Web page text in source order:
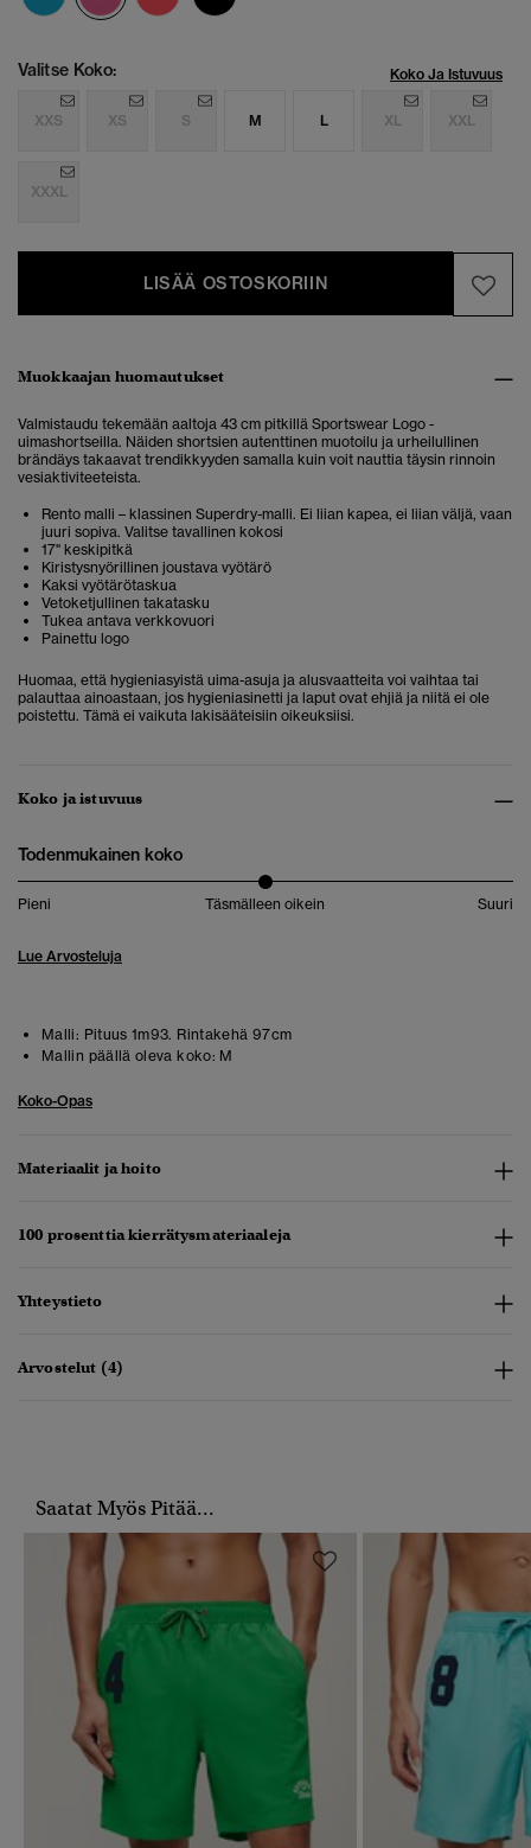
Valitse Koko: Koko Ja Istuvuus
XXS XS S M L XL XXL
XXXL
LISÄÄ OSTOSKORIIN
Muokkaajan huomautukset
Valmistaudu tekemään aaltoja 43 cm pitkillä Sportswear Logo -
uimashortseilla. Näiden shortsien autenttinen muotoilu ja urheilullinen
brändäys takaavat trendikkyyden samalla kuin voit nauttia täysin rinnoin
vesiaktiviteeteista.
Rento malli – klassinen Superdry-malli. Ei liian kapea, ei liian väljä, vaan
juuri sopiva. Valitse tavallinen kokosi
17" keskipitkä
Kiristysnyörillinen joustava vyötärö
Kaksi vyötärötaskua
Vetoketjullinen takatasku
Tukea antava verkkovuori
Painettu logo
Huomaa, että hygieniasyistä uima-asuja ja alusvaatteita voi vaihtaa tai
palauttaa ainoastaan, jos hygieniasinetti ja laput ovat ehjiä ja niitä ei ole
poistettu. Tämä ei vaikuta lakisääteisiin oikeuksiisi.
Koko ja istuvuus
Todenmukainen koko
Pieni Täsmälleen oikein Suuri
Lue Arvosteluja
Malli: Pituus 1m93. Rintakehä 97cm
Mallin päällä oleva koko: M
Koko-Opas
Materiaalit ja hoito
100 prosenttia kierrätysmateriaaleja
Yhteystieto
Arvostelut (4)
Saatat Myös Pitää...